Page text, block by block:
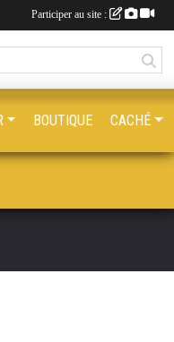
BOUTIQUE CACHÉ
Participer au site :